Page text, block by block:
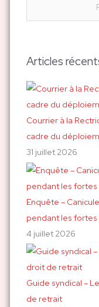
h
r
c
h
e
r
:
Articles
Courrier à la
cadre du
31 juillet 2026
Enquête –
pendant les fortes
4 juillet 2026
Guide syndical –
de retrait